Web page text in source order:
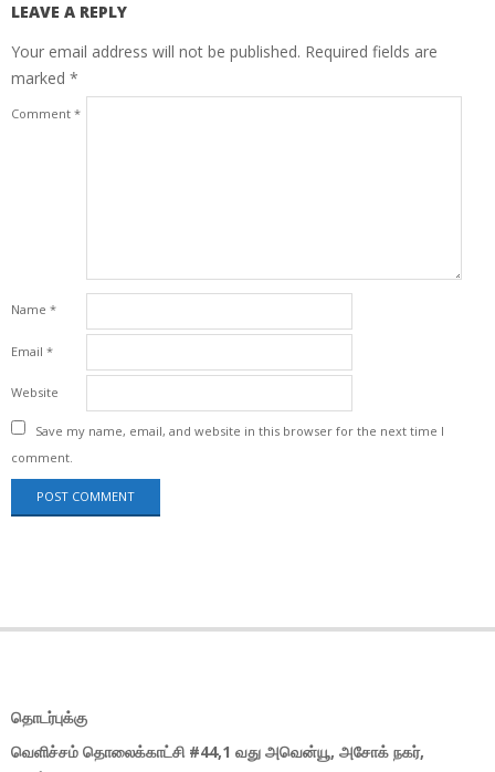
LEAVE A REPLY
Your email address will not be published. Required fields are
marked *
Comment *
Name *
Email *
Website
Save my name, email, and website in this browser for the next time I
comment.
தொடர்புக்கு
வெளிச்சம் தொலைக்காட்சி #44,1 வது அவென்யூ, அசோக் நகர்,